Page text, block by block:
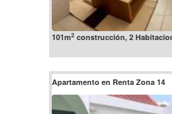
101m2construcción, 2
Apartamento en Renta Zona 14